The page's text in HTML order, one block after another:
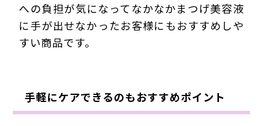
への負担が気になってなかなかまつげ美容液
に手が出せなかったお客様にもおすすめしや
すい商品です。
手軽にケアできるのもおすすめポイント